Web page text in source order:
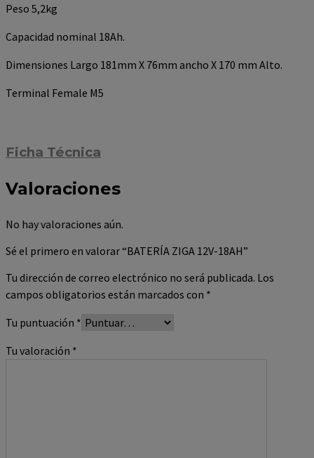
Peso 5,2kg
Capacidad nominal 18Ah.
Dimensiones Largo 181mm X 76mm ancho X 170 mm Alto.
Terminal Female M5
Ficha Técnica
Valoraciones
No hay valoraciones aún.
Sé el primero en valorar “BATERÍA ZIGA 12V-18AH”
Tu dirección de correo electrónico no será publicada. Los
campos obligatorios están marcados con *
Tu puntuación *
Tu valoración *